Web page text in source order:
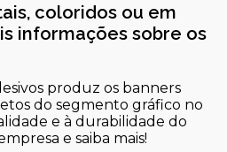
coloridos ou em
informações sobre os
produz os banners
do segmento gráfico no
e à durabilidade do
e saiba mais!